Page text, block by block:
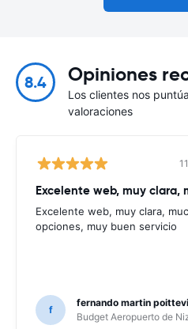
8.4 Opiniones
Los clientes nos
valoraciones
Excelente web, muy clara,
Excelente web, muy clara,
opciones, muy buen servicio
f
fernando martin
Budget Aeropuerto de